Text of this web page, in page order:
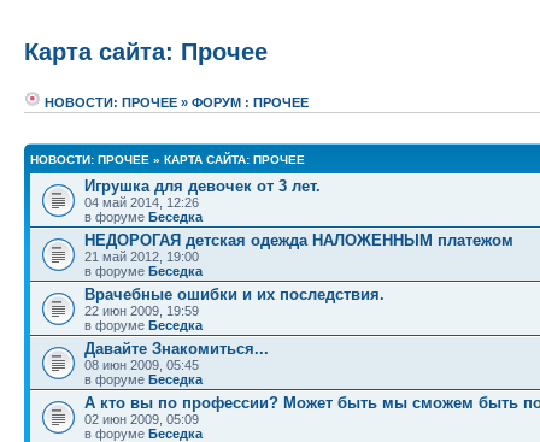
Карта сайта: Прочее
НОВОСТИ: ПРОЧЕЕ » ФОРУМ : ПРОЧЕЕ
НОВОСТИ: ПРОЧЕЕ » КАРТА САЙТА: ПРОЧЕЕ
Игрушка для девочек от 3 лет.
04 май 2014, 12:26
в форуме Беседка
НЕДОРОГАЯ детская одежда НАЛОЖЕННЫМ платежом
21 май 2012, 19:00
в форуме Беседка
Врачебные ошибки и их последствия.
22 июн 2009, 19:59
в форуме Беседка
Давайте Знакомиться...
08 июн 2009, 05:45
в форуме Беседка
А кто вы по профессии? Может быть мы сможем быть
02 июн 2009, 05:09
в форуме Беседка